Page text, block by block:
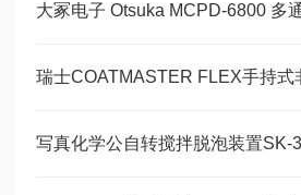
写真化学公自转搅拌脱泡装置SK-